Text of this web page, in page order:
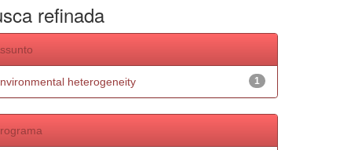
refinada
1
heterogeneity